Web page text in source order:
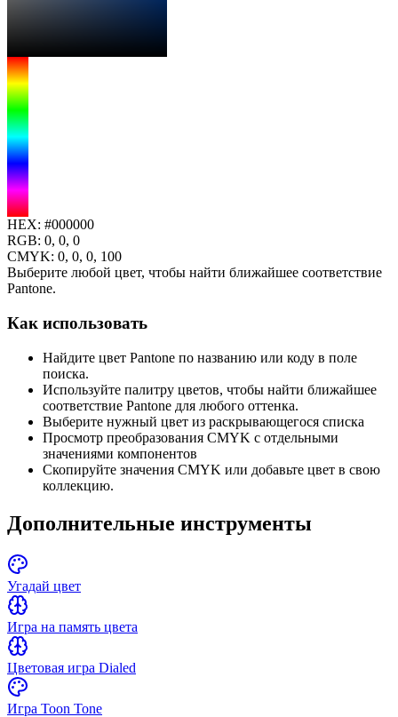
HEX: #000000
RGB: 0, 0, 0
CMYK: 0, 0, 0, 100
Выберите любой цвет, чтобы найти ближайшее соответствие
Pantone.
Как использовать
Найдите цвет Pantone по названию или коду в поле
поиска.
Используйте палитру цветов, чтобы найти ближайшее
соответствие Pantone для любого оттенка.
Выберите нужный цвет из раскрывающегося списка
Просмотр преобразования CMYK с отдельными
значениями компонентов
Скопируйте значения CMYK или добавьте цвет в свою
коллекцию.
Дополнительные инструменты
Угадай цвет
Игра на память цвета
Цветовая игра Dialed
Игра Toon Tone